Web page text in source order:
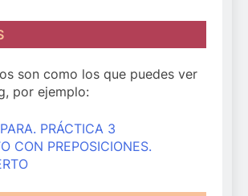
son como los que puedes ver
por ejemplo:
PRÁCTICA 3
CON PREPOSICIONES.